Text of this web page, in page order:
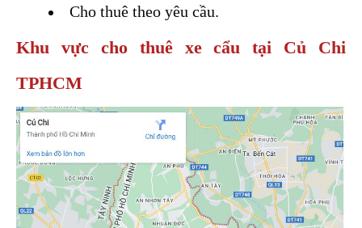
Cho thuê theo yêu cầu.
Khu vực cho thuê xe cẩu tại Củ Chi
TPHCM